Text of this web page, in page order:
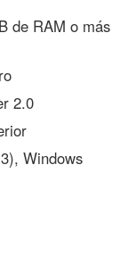
de RAM o más
2.0
Windows